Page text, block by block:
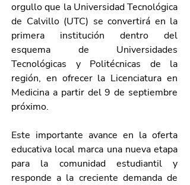
orgullo que la Universidad Tecnológica
de Calvillo (UTC) se convertirá en la
primera institución dentro del
esquema de Universidades
Tecnológicas y Politécnicas de la
región, en ofrecer la Licenciatura en
Medicina a partir del 9 de septiembre
próximo.
Este importante avance en la oferta
educativa local marca una nueva etapa
para la comunidad estudiantil y
responde a la creciente demanda de